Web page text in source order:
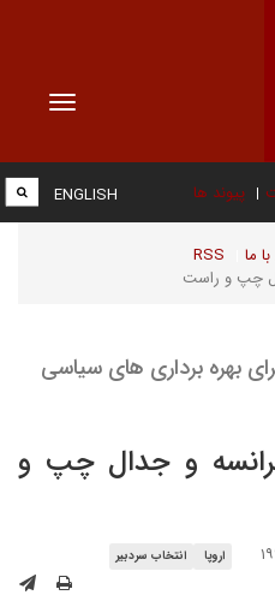
Toggle
پیوند ها
ما RSS
ENGLISH
چپ و راست
بهره برداری های سیاسی
و جدال چپ و
اروپا انتخاب سردبیر